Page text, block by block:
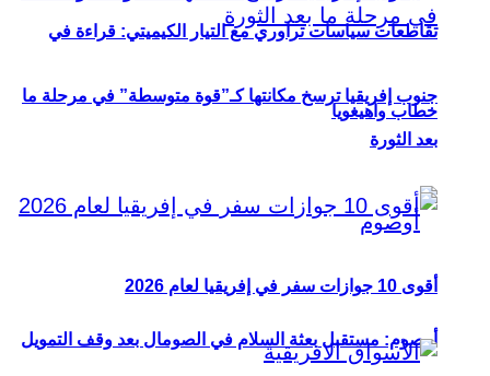
تقاطعات سياسات تراوري مع التيار الكيميتي: قراءة في
خطاب واهيغويا
أوصوم: مستقبل بعثة السلام في الصومال بعد وقف التمويل
جنوب إفريقيا ترسخ مكانتها كـ”قوة متوسطة” في مرحلة ما
بعد الثورة
أقوى 10 جوازات سفر في إفريقيا لعام 2026